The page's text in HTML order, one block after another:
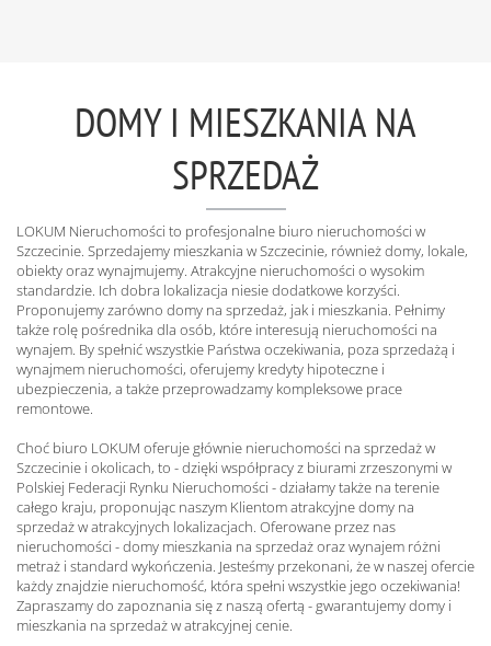
DOMY I MIESZKANIA NA
SPRZEDAŻ
LOKUM Nieruchomości to profesjonalne biuro nieruchomości w
Szczecinie. Sprzedajemy mieszkania w Szczecinie, również domy, lokale,
obiekty oraz wynajmujemy. Atrakcyjne nieruchomości o wysokim
standardzie. Ich dobra lokalizacja niesie dodatkowe korzyści.
Proponujemy zarówno domy na sprzedaż, jak i mieszkania. Pełnimy
także rolę pośrednika dla osób, które interesują nieruchomości na
wynajem. By spełnić wszystkie Państwa oczekiwania, poza sprzedażą i
wynajmem nieruchomości, oferujemy kredyty hipoteczne i
ubezpieczenia, a także przeprowadzamy kompleksowe prace
remontowe.
Choć biuro LOKUM oferuje głównie nieruchomości na sprzedaż w
Szczecinie i okolicach, to - dzięki współpracy z biurami zrzeszonymi w
Polskiej Federacji Rynku Nieruchomości - działamy także na terenie
całego kraju, proponując naszym Klientom atrakcyjne domy na
sprzedaż w atrakcyjnych lokalizacjach. Oferowane przez nas
nieruchomości - domy mieszkania na sprzedaż oraz wynajem różni
metraż i standard wykończenia. Jesteśmy przekonani, że w naszej ofercie
każdy znajdzie nieruchomość, która spełni wszystkie jego oczekiwania!
Zapraszamy do zapoznania się z naszą ofertą - gwarantujemy domy i
mieszkania na sprzedaż w atrakcyjnej cenie.